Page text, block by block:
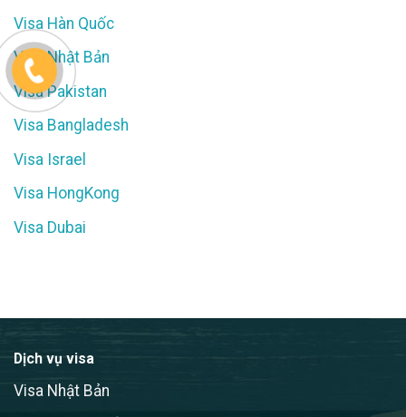
Visa Hàn Quốc
Visa Nhật Bản
Visa Pakistan
Visa Bangladesh
Visa Israel
Visa HongKong
Visa Dubai
Dịch vụ visa
Visa Nhật Bản